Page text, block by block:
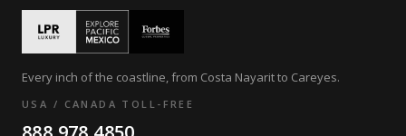
Every inch of the coastline, from Costa Nayarit to Careyes.
USA / CANADA TOLL-FREE